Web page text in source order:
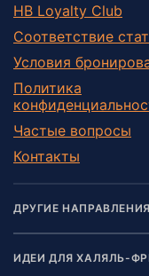
HB Loyalty Club
Соответствие
Условия
Политика
Частые вопросы
Контакты
ДРУГИЕ НАПРАВЛЕНИЯ
ИДЕИ ДЛЯ ХАЛЯЛЬ-